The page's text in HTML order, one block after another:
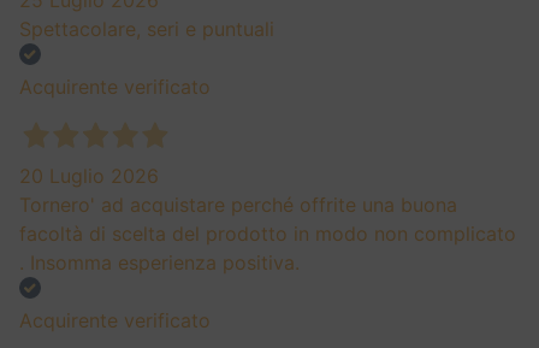
Spettacolare, seri e puntuali
Acquirente verificato
20 Luglio 2026
Tornero' ad acquistare perché offrite una buona
facoltà di scelta del prodotto in modo non complicato
. Insomma esperienza positiva.
Acquirente verificato